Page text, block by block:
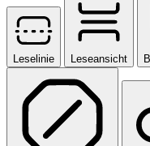
Leselinie Leseansicht